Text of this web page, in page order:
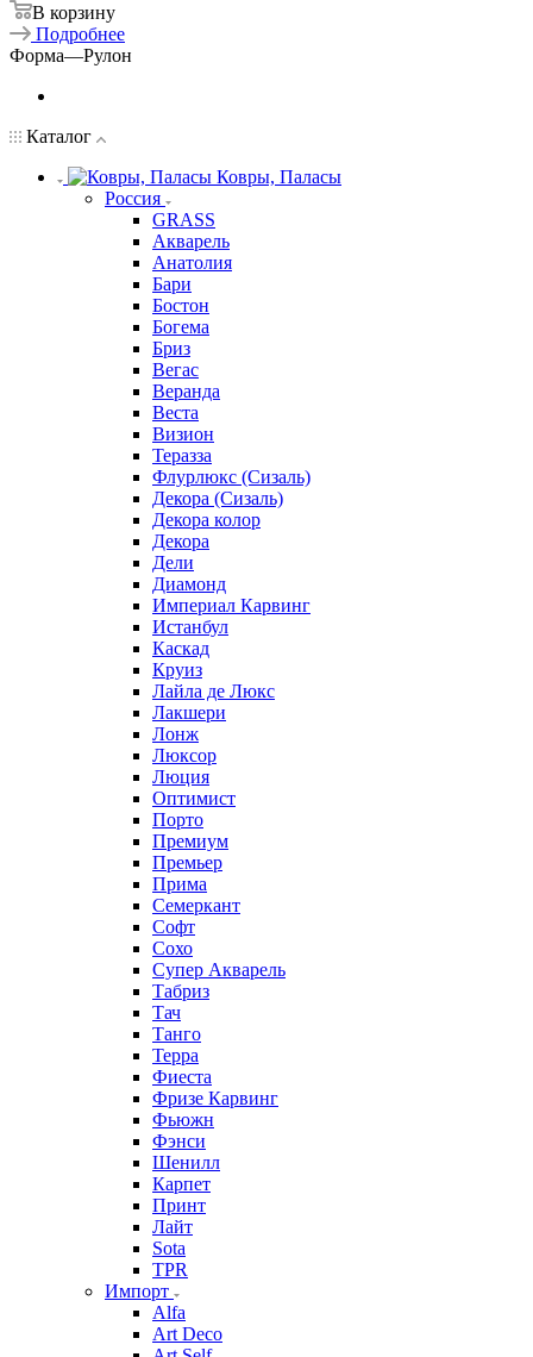
В корзину
Подробнее
Форма—Рулон
Каталог
Ковры, Паласы
Россия
GRASS
Акварель
Анатолия
Бари
Бостон
Богема
Бриз
Вегас
Веранда
Веста
Визион
Теразза
Флурлюкс (Сизаль)
Декора (Сизаль)
Декора колор
Декора
Дели
Диамонд
Империал Карвинг
Истанбул
Каскад
Круиз
Лайла де Люкс
Лакшери
Лонж
Люксор
Люция
Оптимист
Порто
Премиум
Премьер
Прима
Семеркант
Софт
Сохо
Супер Акварель
Табриз
Тач
Танго
Терра
Фиеста
Фризе Карвинг
Фьюжн
Фэнси
Шенилл
Карпет
Принт
Лайт
Sota
TPR
Импорт
Alfa
Art Deco